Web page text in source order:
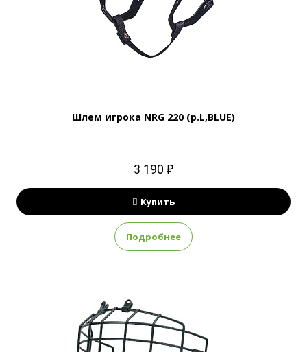
Шлем игрока NRG 220 (р.L,BLUE)
3 190 ₽
Купить
Подробнее